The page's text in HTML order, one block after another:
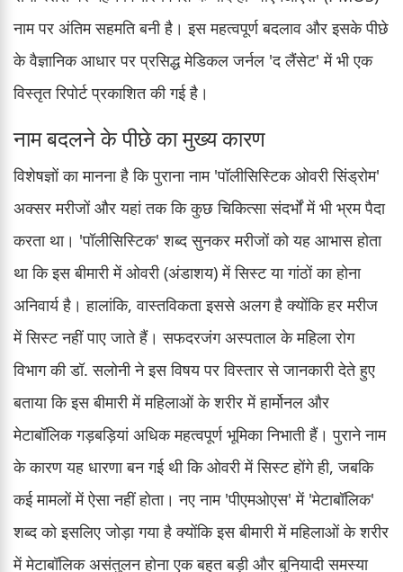
नाम पर अंतिम सहमति बनी है। इस महत्वपूर्ण बदलाव और इसके पीछे
के वैज्ञानिक आधार पर प्रसिद्ध मेडिकल जर्नल 'द लैंसेट' में भी एक
विस्तृत रिपोर्ट प्रकाशित की गई है।
नाम बदलने के पीछे का मुख्य कारण
विशेषज्ञों का मानना है कि पुराना नाम 'पॉलीसिस्टिक ओवरी सिंड्रोम'
अक्सर मरीजों और यहां तक कि कुछ चिकित्सा संदर्भों में भी भ्रम पैदा
करता था। 'पॉलीसिस्टिक' शब्द सुनकर मरीजों को यह आभास होता
था कि इस बीमारी में ओवरी (अंडाशय) में सिस्ट या गांठों का होना
अनिवार्य है। हालांकि, वास्तविकता इससे अलग है क्योंकि हर मरीज
में सिस्ट नहीं पाए जाते हैं। सफदरजंग अस्पताल के महिला रोग
विभाग की डॉ. सलोनी ने इस विषय पर विस्तार से जानकारी देते हुए
बताया कि इस बीमारी में महिलाओं के शरीर में हार्मोनल और
मेटाबॉलिक गड़बड़ियां अधिक महत्वपूर्ण भूमिका निभाती हैं। पुराने नाम
के कारण यह धारणा बन गई थी कि ओवरी में सिस्ट होंगे ही, जबकि
कई मामलों में ऐसा नहीं होता। नए नाम 'पीएमओएस' में 'मेटाबॉलिक'
शब्द को इसलिए जोड़ा गया है क्योंकि इस बीमारी में महिलाओं के शरीर
में मेटाबॉलिक असंतुलन होना एक बहुत बड़ी और बुनियादी समस्या